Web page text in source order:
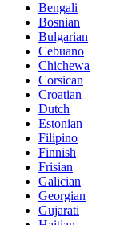
Bengali
Bosnian
Bulgarian
Cebuano
Chichewa
Corsican
Croatian
Dutch
Estonian
Filipino
Finnish
Frisian
Galician
Georgian
Gujarati